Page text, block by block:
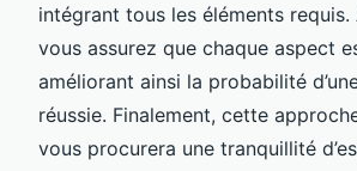
intégrant tous les éléments requis.
vous assurez que chaque aspect
améliorant ainsi la probabilité
réussie. Finalement, cette
vous procurera une tranquillité